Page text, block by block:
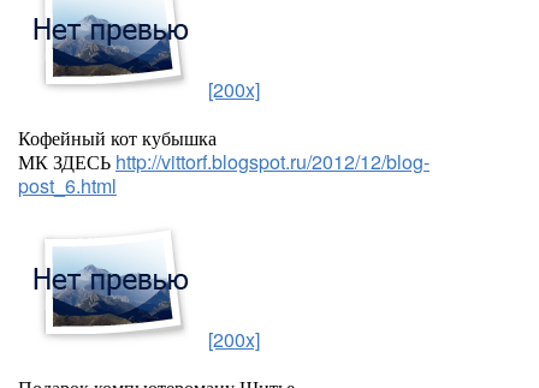
[200x]
Кофейный кот кубышка
МК ЗДЕСЬ http://vittorf.blogspot.ru/2012/12/blog-
post_6.html
[200x]